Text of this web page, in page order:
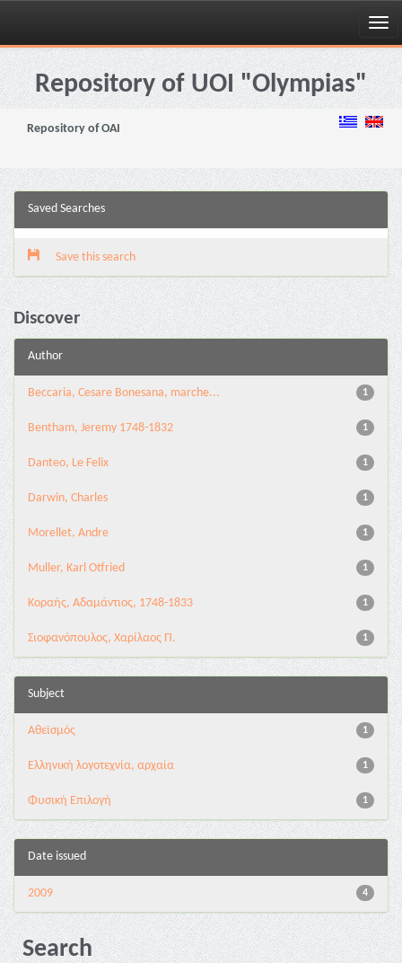
Skip
navigationRepository of UOI "Olympias"
Repository of OAI
Saved Searches
Save this search
Discover
Author
1
Beccaria, Cesare Bonesana, marche...
1
Bentham, Jeremy 1748-1832
1
Danteo, Le Felix
1
Darwin, Charles
1
Morellet, Andre
1
Muller, Karl Otfried
1
Κοραής, Αδαμάντιος, 1748-1833
1
Σιοφανόπουλος, Χαρίλαος Π.
Subject
1
Αθεϊσμός
1
Ελληνική λογοτεχνία, αρχαία
1
Φυσική Επιλογή
Date issued
4
2009
Search